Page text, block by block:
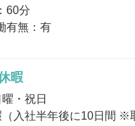
60分
有無：有
暇
・祝日
入社半年後に10日間 ※